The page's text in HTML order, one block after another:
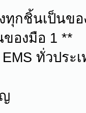
ทุกชิ้นเป็นข
ของมือ 1 **
ทั่วประ